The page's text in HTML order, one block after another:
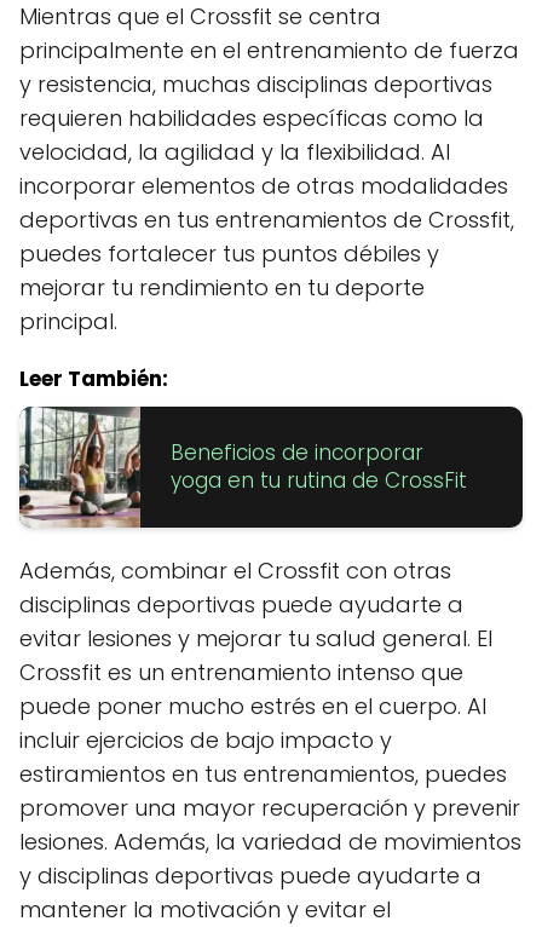
Mientras que el Crossfit se centra
principalmente en el entrenamiento de fuerza
y resistencia, muchas disciplinas deportivas
requieren habilidades específicas como la
velocidad, la agilidad y la flexibilidad. Al
incorporar elementos de otras modalidades
deportivas en tus entrenamientos de Crossfit,
puedes fortalecer tus puntos débiles y
mejorar tu rendimiento en tu deporte
principal.
Leer También:
Beneficios de incorporar
yoga en tu rutina de CrossFit
Además, combinar el Crossfit con otras
disciplinas deportivas puede ayudarte a
evitar lesiones y mejorar tu salud general. El
Crossfit es un entrenamiento intenso que
puede poner mucho estrés en el cuerpo. Al
incluir ejercicios de bajo impacto y
estiramientos en tus entrenamientos, puedes
promover una mayor recuperación y prevenir
lesiones. Además, la variedad de movimientos
y disciplinas deportivas puede ayudarte a
mantener la motivación y evitar el